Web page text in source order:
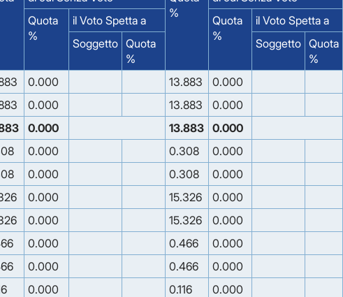
%
Quota
%
il Voto Spetta a
Quota
%
il Voto Spetta a
Soggetto Quota
%
Soggetto Quota
%
0.000 13.883
0.000
0.000 13.883
0.000
0.000 13.883 0.000
0.000 0.308
0.000
0.000 0.308
0.000
0.000 15.326
0.000
0.000 15.326
0.000
0.000 0.466
0.000
0.000 0.466
0.000
0.000 0.116
0.000